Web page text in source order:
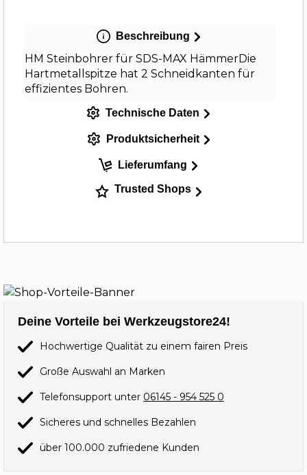
Beschreibung
HM Steinbohrer für SDS-MAX HämmerDie
Hartmetallspitze hat 2 Schneidkanten für
effizientes Bohren.
Technische Daten
Produktsicherheit
Lieferumfang
Trusted Shops
Deine Vorteile bei Werkzeugstore24!
Hochwertige Qualität zu einem fairen Preis
Große Auswahl an Marken
Telefonsupport unter 06145 - 954 525 0
Sicheres und schnelles Bezahlen
über 100.000 zufriedene Kunden